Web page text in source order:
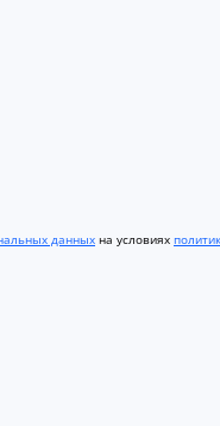
данных на условиях